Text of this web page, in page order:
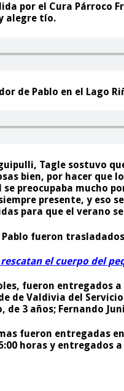
por el Cura Párroco
alegre tío.
de Pablo en el Lago
Tagle sostuvo
bien, por hacer que
se preocupaba mucho
presente, y eso
para que el verano
fueron
el cuerpo del
fueron entregados
de Valdivia del
de 3 años; Fernando
fueron entregadas
horas y